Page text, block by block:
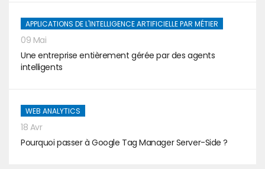
APPLICATIONS DE L'INTELLIGENCE ARTIFICIELLE PAR MÉTIER
09 Mai
Une entreprise entièrement gérée par des agents
intelligents
WEB ANALYTICS
18 Avr
Pourquoi passer à Google Tag Manager Server-Side ?